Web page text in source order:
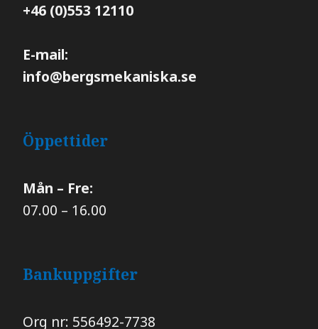
+46 (0)553 12110
E-mail:
info@bergsmekaniska.se
Öppettider
Mån – Fre:
07.00 – 16.00
Bankuppgifter
Org nr: 556492-7738